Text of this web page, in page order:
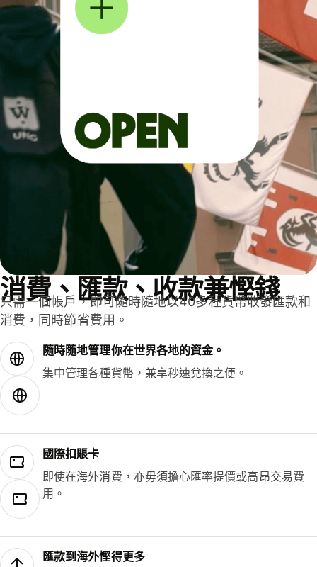
消費、匯款、收款兼慳錢
只需一個帳戶，即可隨時隨地以40多種貨幣收發匯款和
消費，同時節省費用。
隨時隨地管理你在世界各地的資金。
集中管理各種貨幣，兼享秒速兌換之便。
國際扣賬卡
即使在海外消費，亦毋須擔心匯率提價或高昂交易費
用。
匯款到海外慳得更多